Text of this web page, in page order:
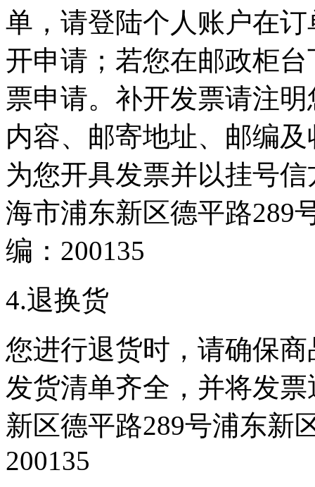
单，请登陆个人账户在
开申请；若您在邮政柜
票申请。补开发票请注
内容、邮寄地址、邮编
为您开具发票并以挂号
海市浦东新区德平路289
编：200135
4.退换货
您进行退货时，请确保
发货清单齐全，并将发
新区德平路289号浦东新
200135